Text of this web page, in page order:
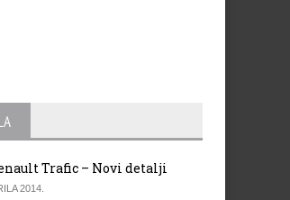
Trafic – Novi detalji
2014.